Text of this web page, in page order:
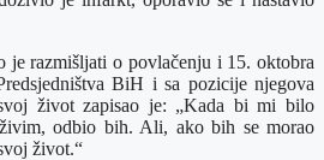
je razmišljati o povlačenju i 15. oktobra
BiH i sa pozicije njegova
život zapisao je: „Kada bi mi bilo
odbio bih. Ali, ako bih se morao
život.“